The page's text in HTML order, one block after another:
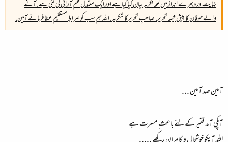
نہایت درد بھرے انداز میں لمحہ فکریہ بیان کیا گیا ہے اور ایک معتدل قلم آرائی کی گئی ہے. آنے
والے طوفان کا پیش خیمہ تحریر. صاحبِ تحریر کا شکریہ. اللہ ہم سب کو صراطِ مستقیم عطا فرمائے آمین.
آمین صد آمین ...
آپکی آمد فقیر کے لئے باعث ِ مسرت ہے